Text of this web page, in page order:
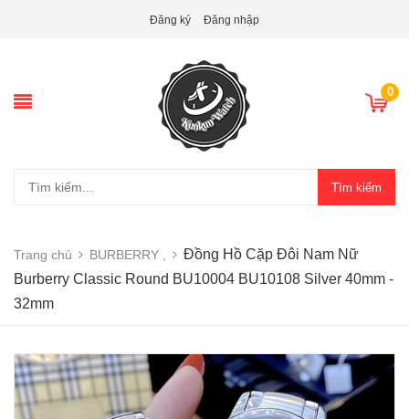
Đăng ký Đăng nhập
0
Tìm kiếm
Trang chủ BURBERRY ,
Đồng Hồ Cặp Đôi Nam Nữ
Burberry Classic Round BU10004 BU10108 Silver 40mm -
32mm